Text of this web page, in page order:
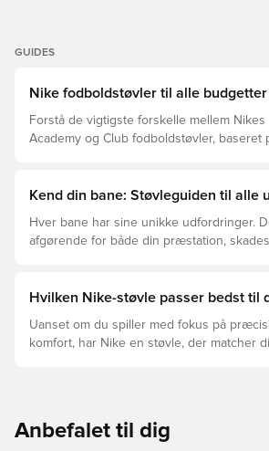
GUIDES
Nike fodboldstøvler til alle budgetter
Forstå de vigtigste forskelle mellem Nikes
Academy og Club fodboldstøvler, baseret
Kend din bane: Støvleguiden til alle
Hver bane har sine unikke udfordringer.
afgørende for både din præstation,
støvler der er det bedste valg til de
Hvilken Nike-støvle passer bedst til
Uanset om du spiller med fokus på
komfort, har Nike en støvle, der matcher
Anbefalet til dig